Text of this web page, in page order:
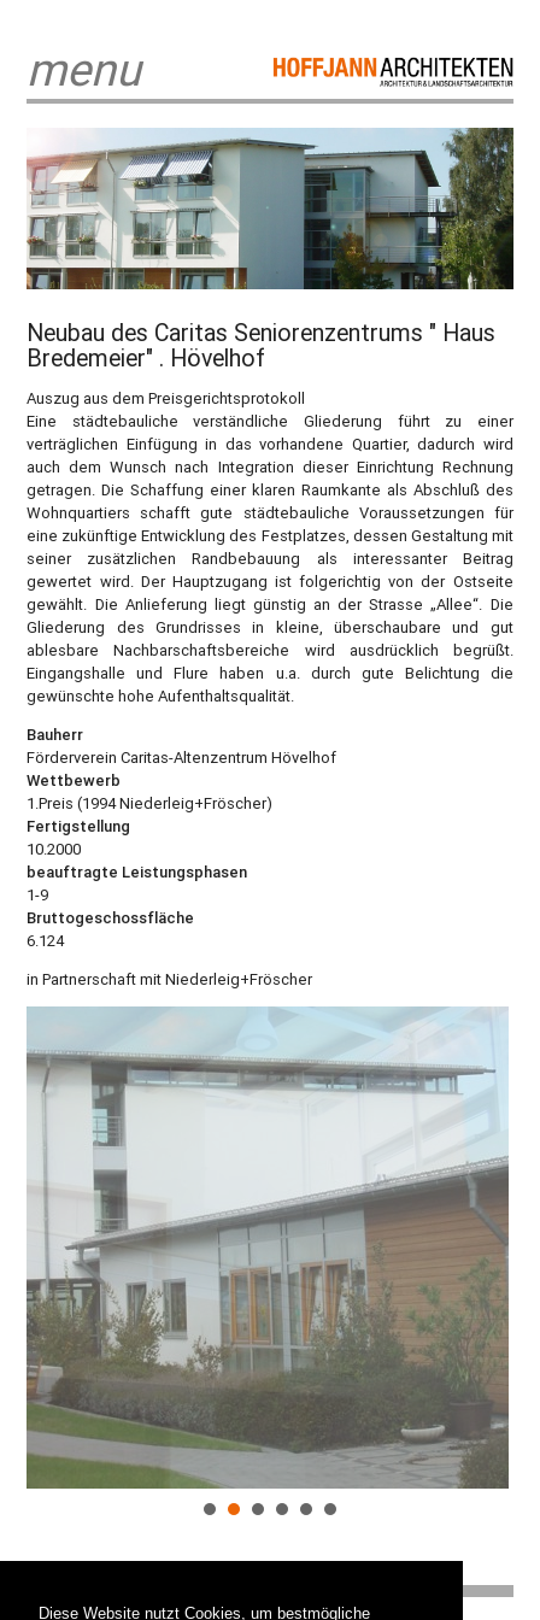
Diese Website nutzt Cookies, um bestmögliche
menu
Neubau des Caritas Seniorenzentrums " Haus
Bredemeier" . Hövelhof
Auszug aus dem Preisgerichtsprotokoll
Eine städtebauliche verständliche Gliederung führt zu einer
verträglichen Einfügung in das vorhandene Quartier, dadurch wird
auch dem Wunsch nach Integration dieser Einrichtung Rechnung
getragen. Die Schaffung einer klaren Raumkante als Abschluß des
Wohnquartiers schafft gute städtebauliche Voraussetzungen für
eine zukünftige Entwicklung des Festplatzes, dessen Gestaltung mit
seiner zusätzlichen Randbebauung als interessanter Beitrag
gewertet wird. Der Hauptzugang ist folgerichtig von der Ostseite
gewählt. Die Anlieferung liegt günstig an der Strasse „Allee“. Die
Gliederung des Grundrisses in kleine, überschaubare und gut
ablesbare Nachbarschaftsbereiche wird ausdrücklich begrüßt.
Eingangshalle und Flure haben u.a. durch gute Belichtung die
gewünschte hohe Aufenthaltsqualität.
Bauherr
Förderverein Caritas-Altenzentrum Hövelhof
Wettbewerb
1.Preis (1994 Niederleig+Fröscher)
Fertigstellung
10.2000
beauftragte Leistungsphasen
1-9
Bruttogeschossfläche
6.124
in Partnerschaft mit Niederleig+Fröscher